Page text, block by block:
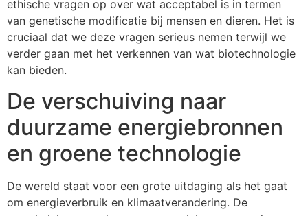
ethische vragen op over wat acceptabel is in termen
van genetische modificatie bij mensen en dieren. Het is
cruciaal dat we deze vragen serieus nemen terwijl we
verder gaan met het verkennen van wat biotechnologie
kan bieden.
De verschuiving naar
duurzame energiebronnen
en groene technologie
De wereld staat voor een grote uitdaging als het gaat
om energieverbruik en klimaatverandering. De